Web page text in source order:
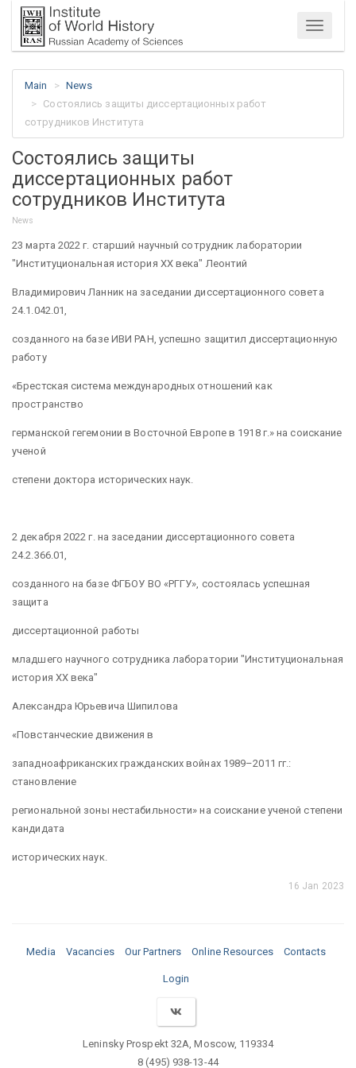
Menu
Main
News
Состоялись защиты диссертационных работ
сотрудников Института
Состоялись защиты
диссертационных работ
сотрудников Института
News
23 марта 2022 г. старший научный сотрудник лаборатории
"Институциональная история XX века" Леонтий
Владимирович Ланник на заседании диссертационного совета
24.1.042.01,
созданного на базе ИВИ РАН, успешно защитил диссертационную
работу
«Брестская система международных отношений как
пространство
германской гегемонии в Восточной Европе в 1918 г.» на соискание
ученой
степени доктора исторических наук.
2 декабря 2022 г. на заседании диссертационного совета
24.2.366.01,
созданного на базе ФГБОУ ВО «РГГУ», состоялась успешная
защита
диссертационной работы
младшего научного сотрудника лаборатории "Институциональная
история XX века"
Александра Юрьевича Шипилова
«Повстанческие движения в
западноафриканских гражданских войнах 1989–2011 гг.:
становление
региональной зоны нестабильности» на соискание ученой степени
кандидата
исторических наук.
16 Jan 2023
Media Vacancies Our Partners Online Resources Contacts
Login
Leninsky Prospekt 32A, Moscow, 119334
8 (495) 938-13-44